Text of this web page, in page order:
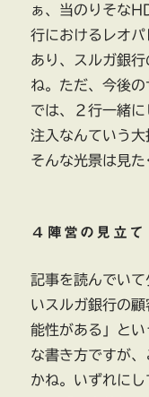
ぁ、当のりそな
行におけるレオ
あり、スルガ銀
ね。ただ、今後
では、２行一緒
注入なんていう
そんな光景は見た
４陣営の見立て
記事を読んでい
いスルガ銀行の
能性がある」と
な書き方ですが
かね。いずれにし